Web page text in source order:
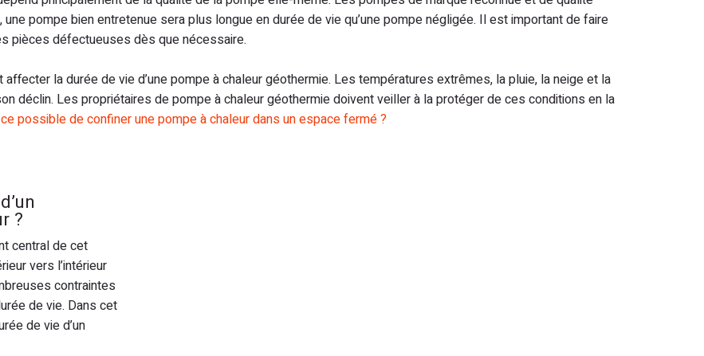
une pompe bien entretenue sera plus longue en durée de vie qu’une pompe négligée. Il est important de faire
pièces défectueuses dès que nécessaire.
la durée de vie d’une pompe à chaleur géothermie. Les températures extrêmes, la pluie, la neige et la
déclin. Les propriétaires de pompe à chaleur géothermie doivent veiller à la protéger de ces conditions en la
possible de confiner une pompe à chaleur dans un espace fermé ?
?
central de cet
vers l’intérieur
contraintes
de vie. Dans cet
de vie d’un